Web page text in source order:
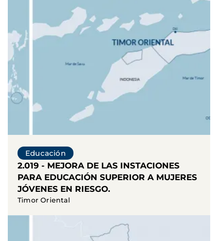
Educación
2.019 - MEJORA DE LAS INSTACIONES
PARA EDUCACIÓN SUPERIOR A MUJERES
JÓVENES EN RIESGO.
Timor Oriental